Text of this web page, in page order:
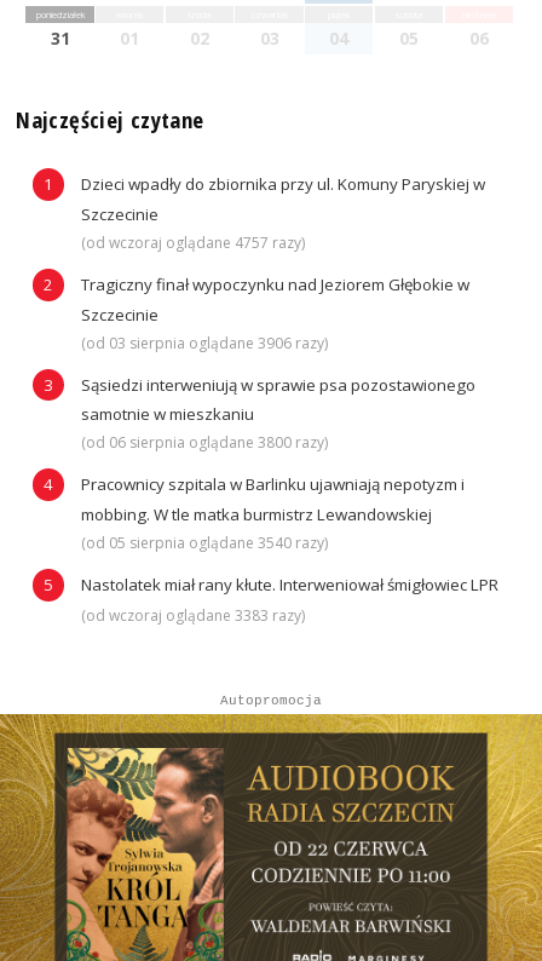
poniedziałek
31 01 02 03 04 05 06
Najczęściej czytane
Dzieci wpadły do zbiornika przy ul. Komuny Paryskiej w
Szczecinie
(od wczoraj oglądane 4757 razy)
Tragiczny finał wypoczynku nad Jeziorem Głębokie w
Szczecinie
(od 03 sierpnia oglądane 3906 razy)
Sąsiedzi interweniują w sprawie psa pozostawionego
samotnie w mieszkaniu
(od 06 sierpnia oglądane 3800 razy)
Pracownicy szpitala w Barlinku ujawniają nepotyzm i
mobbing. W tle matka burmistrz Lewandowskiej
(od 05 sierpnia oglądane 3540 razy)
Nastolatek miał rany kłute. Interweniował śmigłowiec LPR
(od wczoraj oglądane 3383 razy)
Autopromocja